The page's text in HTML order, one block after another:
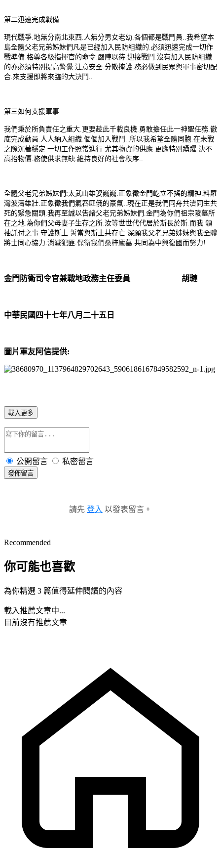
第二迅速完成戰備
現代戰爭.地無分南北東西.人無分男女老幼.各個都是戰鬥員..我希望本
島全體父老兄弟姊妹們凡是已經加入民防組織的.必須迅速完成一切作
戰準備.格尊各級指揮官的命令.嚴陣以待.迎接戰鬥.沒有加入民防組織
的亦必須特別提高警覺.注意安全.分散掩護.務必做到民眾與軍事密切配
合.來支援即將來臨的大決鬥..
第三如何支援軍事
我們秉於所負責任之重大.更要趁此千載良機.勇敢擔任此一神聖任務.徹
底完成動員.人人納入組織.個個加入戰鬥..所以我希望全體同胞.在未戰
之際沉著穩定.一切工作照常進行.尤其物資的供應.更應特別踴躍.決不
高抬物價.務使供求無缺.維持良好的社會秩序..
全體父老兄弟姊妹們:太武山雄姿巍巍.正象徵金門屹立不搖的精神.料羅
灣波濤雄壯.正象徵我們氣吞匪俄的豪氣..現在正是我們同舟共濟同生共
死的緊急關頭.我再至誠以告諸父老兄弟姊妹們.金門為你們祖宗陵墓所
在之地.為你們父母妻子生存之所.汝等世世代代居於斯長於斯.而我 領
袖託付之事.守護斯土.誓當與斯土共存亡.深願我父老兄弟姊妹與我全體
將士同心協力.消滅犯匪.保衛我們桑梓廬墓.共同為中興復國而努力!
金門防衛司令官兼戰地政務主任委員 胡璉
中華民國四十七年八月二十五日
圖片軍友阿信提供:
載入更多
公開留言 私密留言
發佈留言
請先 登入 以發表留言。
Recommended
你可能也喜歡
為你精選 3 篇值得延伸閱讀的內容
載入推薦文章中...
目前沒有推薦文章